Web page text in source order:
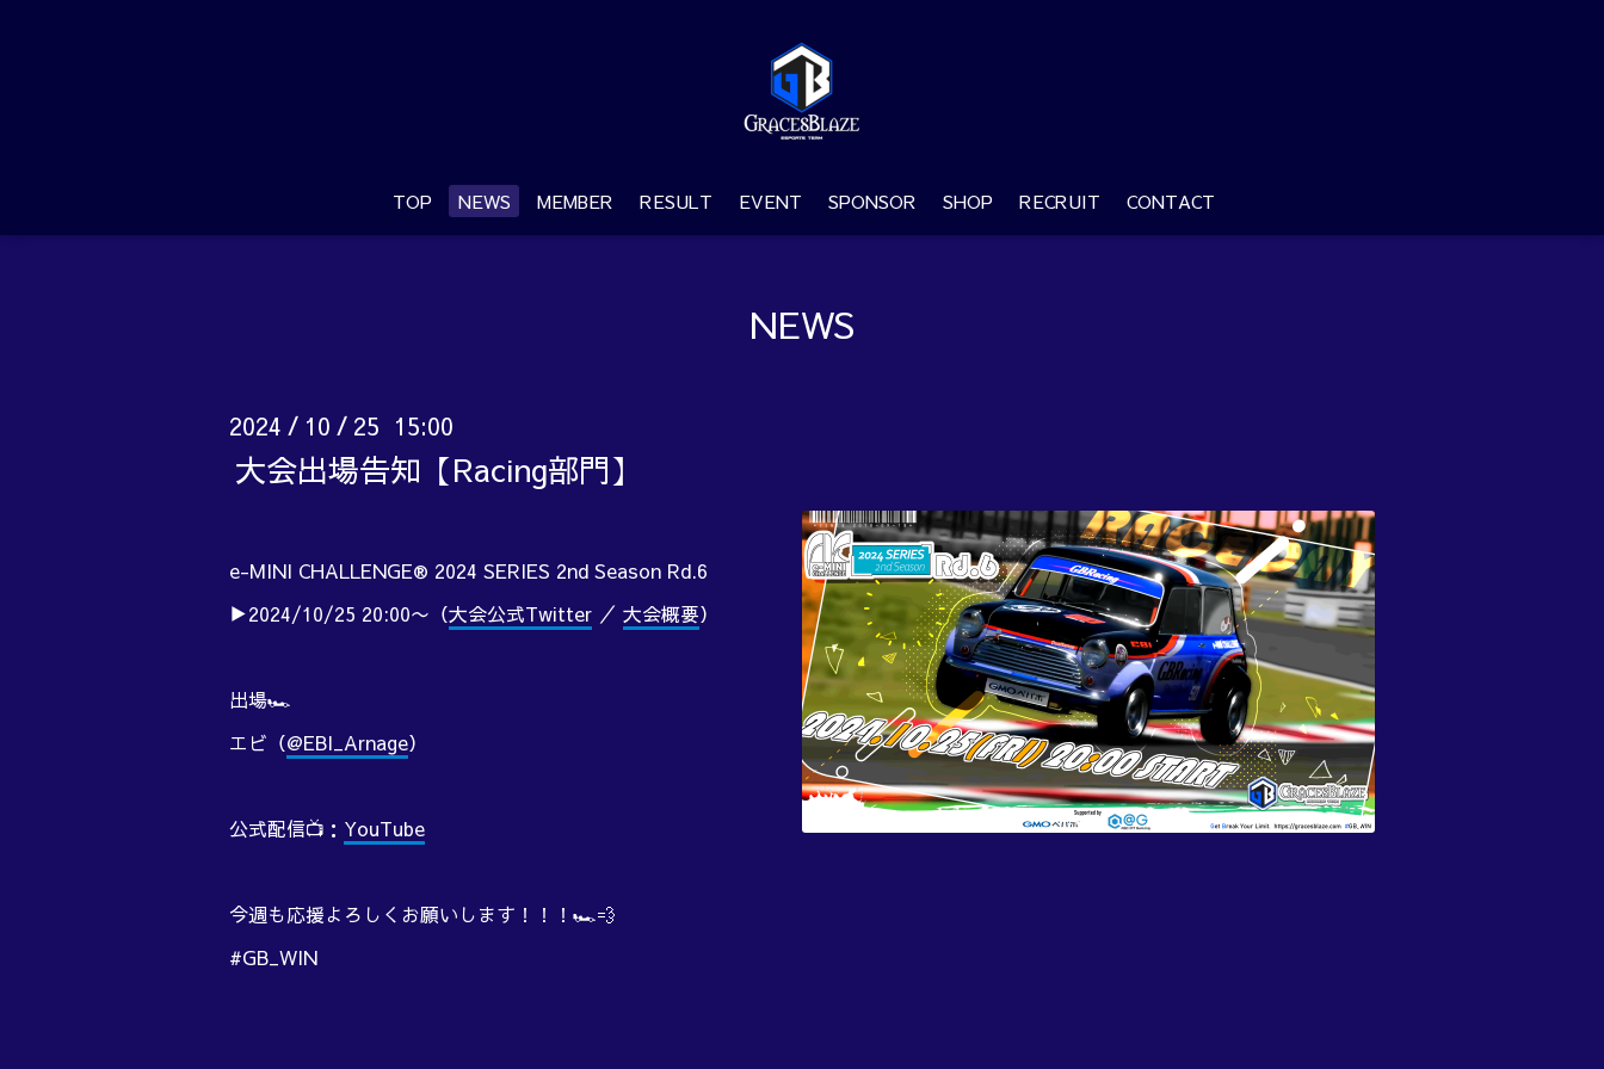
TOP NEWS MEMBER RESULT EVENT SPONSOR SHOP RECRUIT CONTACT
NEWS
2024 / 10 / 25 15:00
大会出場告知【Racing部門】
e-MINI CHALLENGE® 2024 SERIES 2nd Season Rd.6
▶︎2024/10/25 20:00〜（大会公式Twitter ／ 大会概要）
出場🏎️
エビ（@EBI_Arnage）
公式配信📺： YouTube
今週も応援よろしくお願いします！！！🏎️💨
#GB_WIN